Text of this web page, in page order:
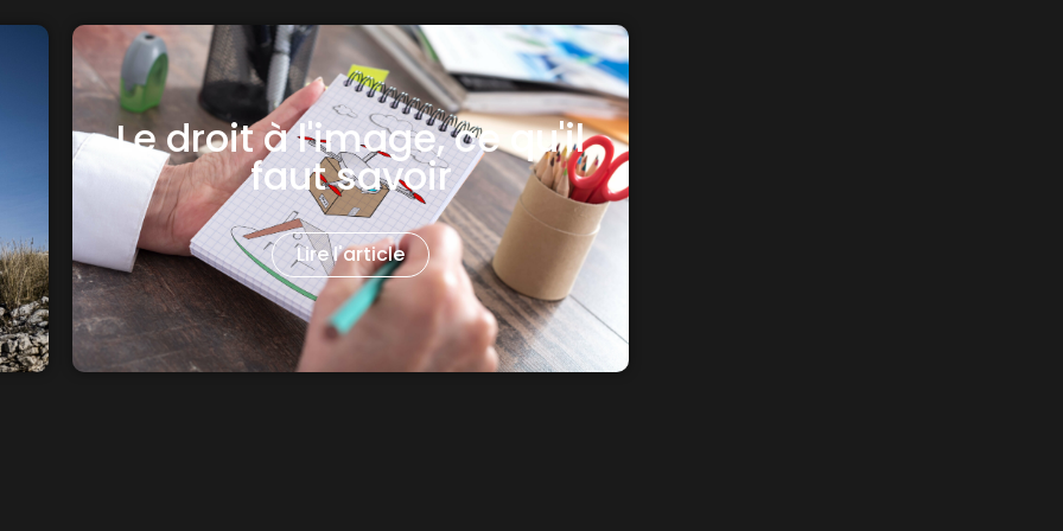
Le droit à l'image, ce qu'il
faut savoir
Lire l'article